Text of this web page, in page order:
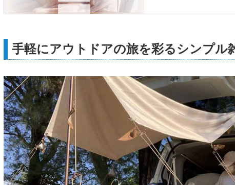
手軽にアウトドアの旅を彩るシンプル